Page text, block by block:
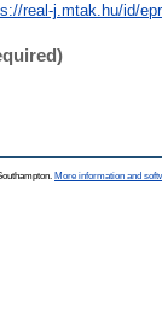
real-j.mtak.hu/id/
More information and